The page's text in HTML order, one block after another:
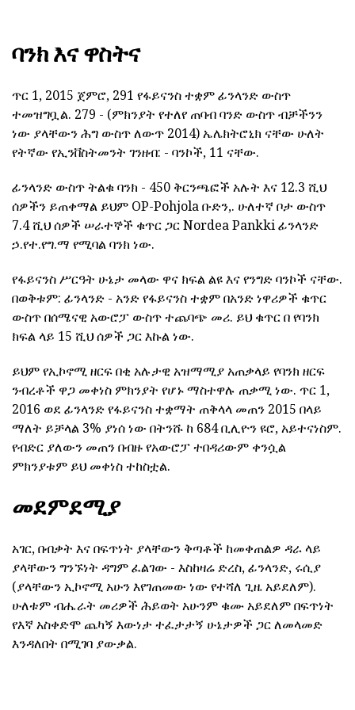
ባንክ እና ዋስትና
ጥር 1, 2015 ጀምሮ, 291 የፋይናንስ ተቋም ፊንላንድ ውስጥ
ተመዝግቧል. 279 - (ምክንያት የተለየ ጠባብ ባንድ ውስጥ ብቻችንን
ነው ያላቸውን ሕግ ውስጥ ለውጥ 2014) ኤሌክትሮኒክ ናቸው ሁለት
የትኛው የኢንቨስትመንት ገንዘብ: - ባንኮች, 11 ናቸው.
ፊንላንድ ውስጥ ትልቁ ባንክ - 450 ቅርንጫፎች አሉት እና 12.3 ሺህ
ሰዎችን ይጠቀማል ይህም OP-Pohjola ቡድን,. ሁለተኛ ቦታ ውስጥ
7.4 ሺህ ሰዎች ሠራተኞች ቁጥር ጋር Nordea Pankki ፊንላንድ
ኃ.የተ.የግ.ማ የሚባል ባንክ ነው.
የፋይናንስ ሥርዓት ሁኔታ መላው ዋና ክፍል ልዩ እና የንግድ ባንኮች ናቸው.
በወቅቱም: ፊንላንድ - አንድ የፋይናንስ ተቋም በአንድ ነዋሪዎች ቁጥር
ውስጥ በሰሜናዊ አውሮፓ ውስጥ ተጨባጭ መሪ. ይህ ቁጥር በ የባንክ
ክፍል ላይ 15 ሺህ ሰዎች ጋር እኩል ነው.
ይህም የኢኮኖሚ ዘርፍ በቂ አሉታዊ አዝማሚያ አጠቃላይ የባንክ ዘርፍ
ንብረቶች ዋጋ መቀነስ ምክንያት የሆኑ ማስተዋሉ ጠቃሚ ነው. ጥር 1,
2016 ወደ ፊንላንድ የፋይናንስ ተቋማት ጠቅላላ መጠን 2015 በላይ
ማለት ይቻላል 3% ያነሰ ነው በትንሹ ከ 684 ቢሊዮን ዩሮ, አይተናነስም.
የብድር ያለውን መጠን በብዙ የአውሮፓ ተበዳሪውም ቀንሷል
ምክንያቱም ይህ መቀነስ ተከስቷል.
መደምደሚያ
አገር, በብቃት እና በፍጥነት ያላቸውን ቅጣቶች ከመቀጠልዎ ዳራ ላይ
ያላቸውን ግንኙነት ዳግም ፈልገው - እስከዛሬ ድረስ, ፊንላንድ, ሩሲያ
(ያላቸውን ኢኮኖሚ አሁን እየገጠመው ነው የተሻለ ጊዜ አይደለም).
ሁለቱም ብሔራት መሪዎች ሕይወት አሁንም ቁሙ አይደለም በፍጥነት
የእኛ አስቀድሞ ጨካኝ እውነታ ተፈታታኝ ሁኔታዎች ጋር ለመላመድ
እንዳለበት በሚገባ ያውቃል.